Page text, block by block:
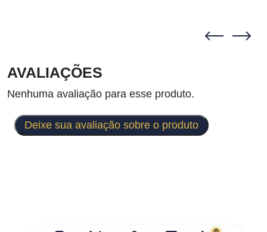
AVALIAÇÕES
Nenhuma avaliação para esse produto.
Deixe sua avaliação sobre o produto